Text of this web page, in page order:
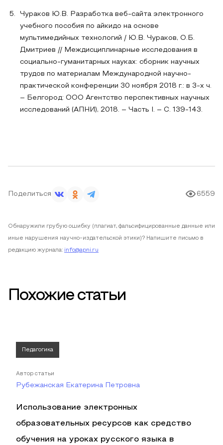
Чураков Ю.В. Разработка веб-сайта электронного
учебного пособия по айкидо на основе
мультимедийных технологий / Ю.В. Чураков, О.Б.
Дмитриев // Междисциплинарные исследования в
социально-гуманитарных науках: сборник научных
трудов по материалам Международной научно-
практической конференции 30 ноября 2018 г.: в 3-х ч.
– Белгород: ООО Агентство перспективных научных
исследований (АПНИ), 2018. – Часть I. – С. 139-143.
Поделиться 6559
Обнаружили грубую ошибку (плагиат, фальсифицированные данные или
иные нарушения научно-издательской этики)? Напишите письмо в
редакцию журнала: info@apni.ru
Похожие статьи
Педагогика
Автор статьи
Рубежанская Екатерина Петровна
Использование электронных
образовательных ресурсов как средство
обучения на уроках русского языка в